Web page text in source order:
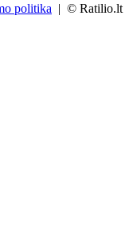
politika | © Ratilio.lt